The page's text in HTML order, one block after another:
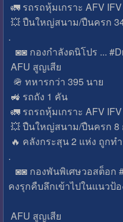
🚛 รถรถหุ้มเกราะ AFV
💥 ปืนใหญ่สนาม/ปืนครก
.
◙◙ กองกำลังดนิโปร ...
AFU สูญเสีย
🪖 ทหารกว่า 395 นาย
🚜 รถถัง 1 คัน
🚛 รถรถหุ้มเกราะ AFV
💥 ปืนใหญ่สนาม/ปืนครก 8
🔥 คลังกระสุน 2 แห่ง ถูกท
.
◙◙ กองพันพิเศษวอสต็อก
คงรุกคืบลึกเข้าไปในแนวป้
AFU สูญเสีย